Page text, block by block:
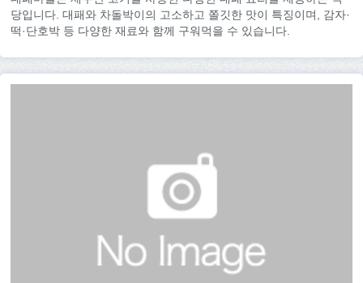
당입니다. 대패와 차돌박이의 고소하고 쫄깃한 맛이 특징이며, 감자·
떡·단호박 등 다양한 재료와 함께 구워먹을 수 있습니다.